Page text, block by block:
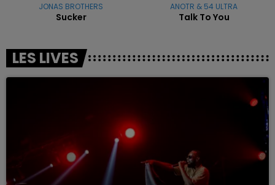
JONAS BROTHERS
Sucker
ANOTR & 54 ULTRA
Talk To You
LES LIVES